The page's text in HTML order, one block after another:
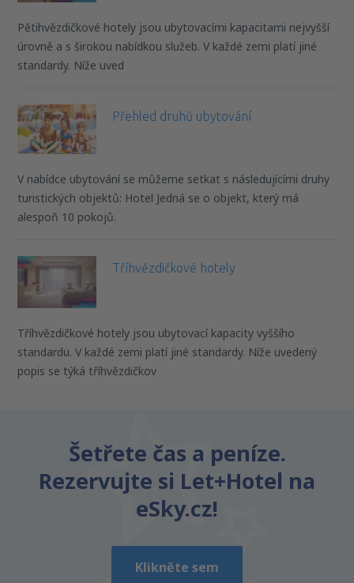
Pětihvězdičkové hotely jsou ubytovacími kapacitami nejvyšší
úrovně a s širokou nabídkou služeb. V každé zemi platí jiné
standardy. Níže uved
Přehled druhů ubytování
V nabídce ubytování se můžeme setkat s následujícími druhy
turistických objektů: Hotel Jedná se o objekt, který má
alespoň 10 pokojů.
Tříhvězdičkové hotely
Tříhvězdičkové hotely jsou ubytovací kapacity vyššího
standardu. V každé zemi platí jiné standardy. Níže uvedený
popis se týká tříhvězdičkov
Šetřete čas a peníze.
Rezervujte si Let+Hotel na
eSky.cz!
Klikněte sem